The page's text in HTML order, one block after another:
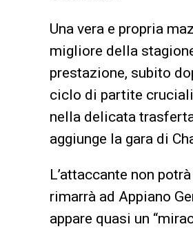
Una vera e propria
migliore della
prestazione, subito
ciclo di partite
nella delicata
aggiunge la gara di
L’attaccante non
rimarrà ad Appiano
appare quasi un